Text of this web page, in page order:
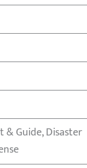
& Guide, Disaster